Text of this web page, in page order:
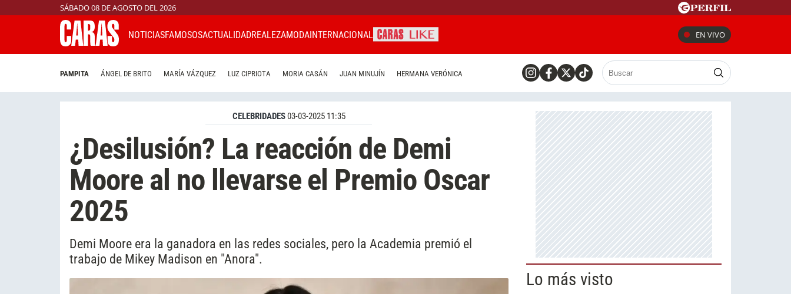
SÁBADO 08 DE AGOSTO DEL 2026
NOTICIASFAMOSOSACTUALIDADREALEZAMODAINTERNACIONAL EN VIVO
PAMPITA ÁNGEL DE BRITO MARÍA VÁZQUEZ LUZ CIPRIOTA MORIA CASÁN JUAN MINUJÍN HERMANA VERÓNICA
CELEBRIDADES03-03-2025 11:35
¿Desilusión? La reacción de Demi
Moore al no llevarse el Premio Oscar
2025
Demi Moore era la ganadora en las redes sociales, pero la Academia premió el
trabajo de Mikey Madison en "Anora".
Lo más visto